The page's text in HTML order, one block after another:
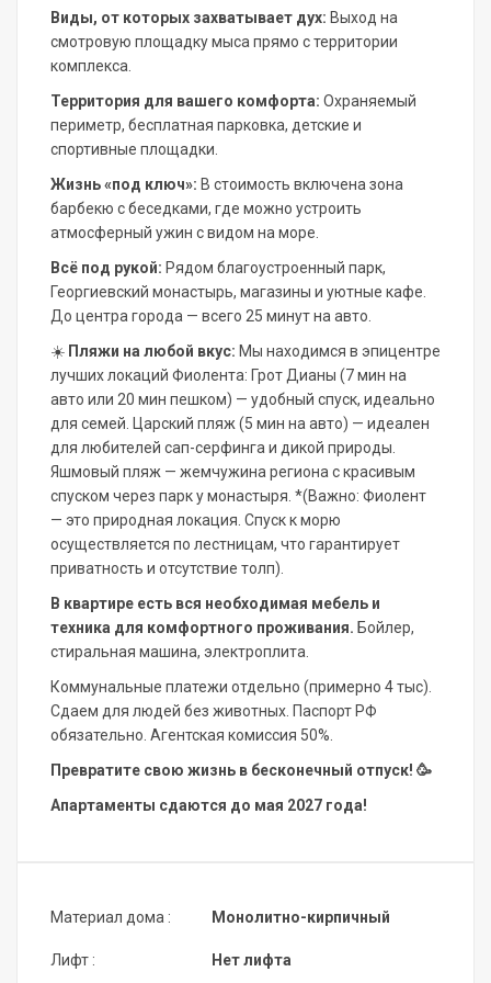
Виды, от которых захватывает дух: Выход на
смотровую площадку мыса прямо с территории
комплекса.
Территория для вашего комфорта: Охраняемый
периметр, бесплатная парковка, детские и
спортивные площадки.
Жизнь «под ключ»: В стоимость включена зона
барбекю с беседками, где можно устроить
атмосферный ужин с видом на море.
Всё под рукой: Рядом благоустроенный парк,
Георгиевский монастырь, магазины и уютные кафе.
До центра города — всего 25 минут на авто.
☀️ Пляжи на любой вкус: Мы находимся в эпицентре
лучших локаций Фиолента: Грот Дианы (7 мин на
авто или 20 мин пешком) — удобный спуск, идеально
для семей. Царский пляж (5 мин на авто) — идеален
для любителей сап-серфинга и дикой природы.
Яшмовый пляж — жемчужина региона с красивым
спуском через парк у монастыря. *(Важно: Фиолент
— это природная локация. Спуск к морю
осуществляется по лестницам, что гарантирует
приватность и отсутствие толп).
В квартире есть вся необходимая мебель и
техника для комфортного проживания. Бойлер,
стиральная машина, электроплита.
Коммунальные платежи отдельно (примерно 4 тыс).
Сдаем для людей без животных. Паспорт РФ
обязательно. Агентская комиссия 50%.
Превратите свою жизнь в бесконечный отпуск! 🥳
Апартаменты сдаются до мая 2027 года!
Материал дома :
Лифт :
Монолитно-кирпичный
Нет лифта